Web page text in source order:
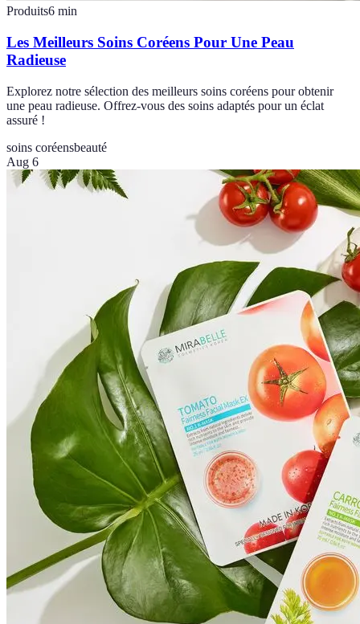
Produits6 min
Les Meilleurs Soins Coréens Pour Une Peau
Radieuse
Explorez notre sélection des meilleurs soins coréens pour obtenir
une peau radieuse. Offrez-vous des soins adaptés pour un éclat
assuré !
soins coréensbeauté
Aug 6